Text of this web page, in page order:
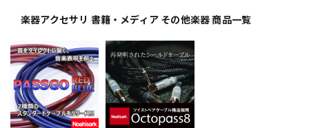
エレキギター
ベース
楽器アクセサリ 書籍・メディア その他楽器 商品一覧